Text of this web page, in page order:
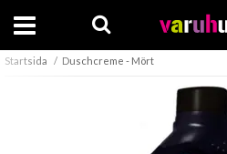
Startsida Duschcreme - Mört